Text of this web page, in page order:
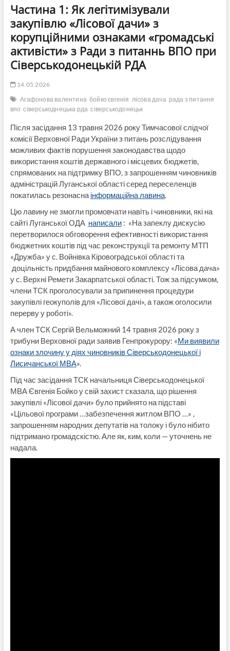
Частина 1: Як легітимізували
закупівлю «Лісової дачи» з
корупційними ознаками «громадські
активісти» з Ради з питаннь ВПО при
Сіверськодонецькій РДА
14.05.2026
Агафонова валентина бойко євгенія лісова дача рада з питання
впо сіверськоднецька рда сіверськодонецьк
Після засідання 13 травня 2026 року Тимчасової слідчої
комісії Верховної Ради України з питань розслідування
можливих фактів порушення законодавства щодо
використання коштів державного і місцевих бюджетів,
спрямованих на підтримку ВПО, з запрошенням чиновників
адміністрацій Луганської області серед переселенців
покатилась резонасна інформаційна лавина.
Цю лавину не змогли промовчати навіть і чиновники, які на
сайті Луганської ОДА написали: «На запеклу дискусію
перетворилося обговорення ефективності використання
бюджетних коштів під час реконструкції та ремонту МТП
«Дружба» у с. Войнівка Кіровоградської області та
доцільність придбання майнового комплексу «Лісова дача»
у с. Верхні Ремети Закарпатської області. Тож за підсумком,
члени ТСК проголосували за припинення процедури
закупівлі геокуполів для «Лісової дачі», а також оголосили
перерву у роботі».
А член ТСК Сергій Вельможний 14 травня 2026 року з
трибуни Верховної ради заявив Генпрокурору: «Ми виявили
ознаки злочину у діях чиновників Сіверськодонецької і
Лисичанської МВА».
Під час засідання ТСК начальниця Сіверськодонецької
МВА Євгенія Бойко у свій захист сказала, що рішення
закупівлі «Лісової дачи» було прийнято на підставі
«Цільової програми …забезпечення житлом ВПО …» ,
запрошенням народних депутатів на толоку і було нібито
підтримано громадскістю. Але як, ким, коли — уточнень не
надала.